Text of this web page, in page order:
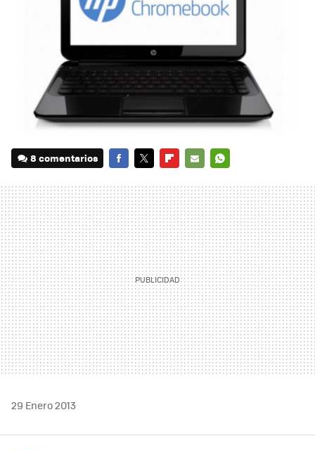
8 comentarios
MAIL
29 Enero 2013